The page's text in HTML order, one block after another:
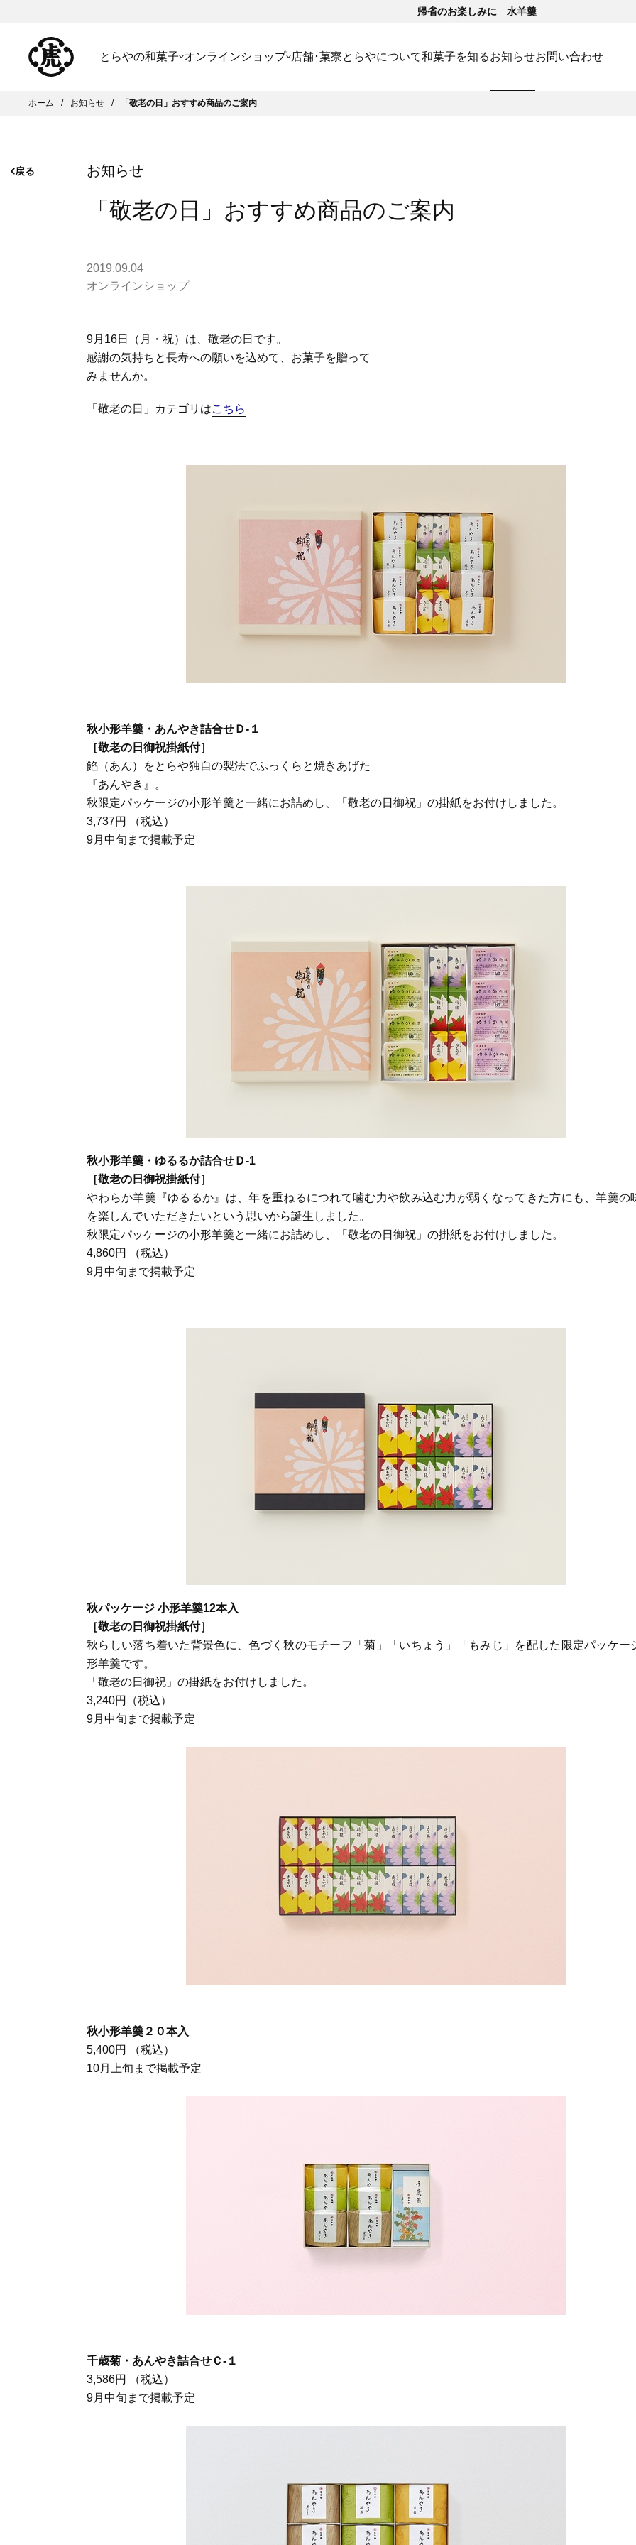
帰省のお楽しみに 水羊羹
とらやの和菓子 オンラインショップ 店舗･菓寮とらやについて和菓子を知るお知らせお問い合わせ
ホーム お知らせ 「敬老の日」おすすめ商品のご案内
戻る お知らせ
「敬老の日」おすすめ商品のご案内
2019.09.04
オンラインショップ
9月16日（月・祝）は、敬老の日です。
感謝の気持ちと長寿への願いを込めて、お菓子を贈って
みませんか。
「敬老の日」カテゴリはこちら
秋小形羊羹・あんやき詰合せＤ-１
［敬老の日御祝掛紙付］
餡（あん）をとらや独自の製法でふっくらと焼きあげた
『あんやき』。
秋限定パッケージの小形羊羹と一緒にお詰めし、「敬老の日御祝」の掛紙をお付けしました。
3,737円 （税込）
9月中旬まで掲載予定
秋小形羊羹・ゆるるか詰合せＤ-1
［敬老の日御祝掛紙付］
やわらか羊羹『ゆるるか』は、年を重ねるにつれて噛む力や飲み込む力が弱くなってきた方にも、羊羹の
を楽しんでいただきたいという思いから誕生しました。
秋限定パッケージの小形羊羹と一緒にお詰めし、「敬老の日御祝」の掛紙をお付けしました。
4,860円 （税込）
9月中旬まで掲載予定
秋パッケージ 小形羊羹12本入
［敬老の日御祝掛紙付］
秋らしい落ち着いた背景色に、色づく秋のモチーフ「菊」「いちょう」「もみじ」を配した限定パッケー
形羊羹です。
「敬老の日御祝」の掛紙をお付けしました。
3,240円（税込）
9月中旬まで掲載予定
秋小形羊羹２０本入
5,400円 （税込）
10月上旬まで掲載予定
千歳菊・あんやき詰合せＣ-１
3,586円 （税込）
9月中旬まで掲載予定